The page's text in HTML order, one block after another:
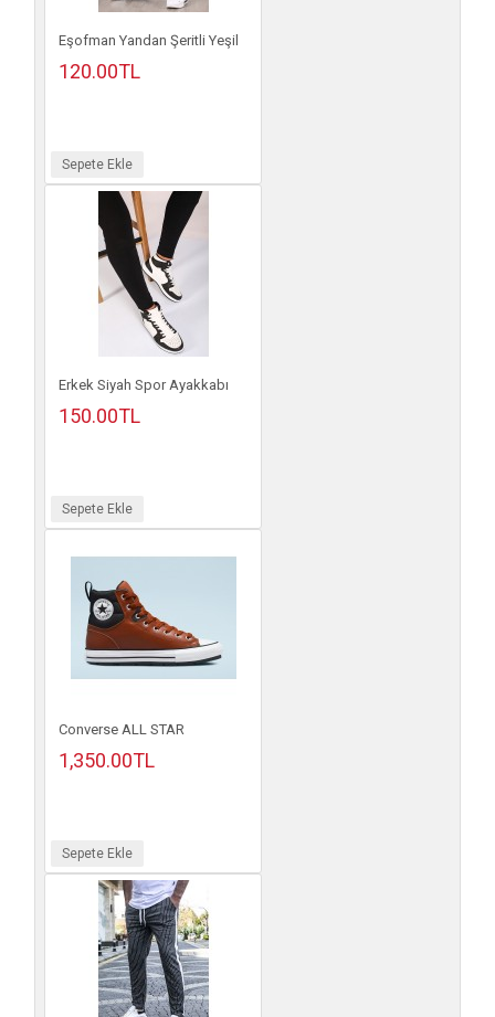
Eşofman Yandan Şeritli Yeşil
120.00TL
Sepete Ekle
Erkek Siyah Spor Ayakkabı
150.00TL
Sepete Ekle
Converse ALL STAR
1,350.00TL
Sepete Ekle